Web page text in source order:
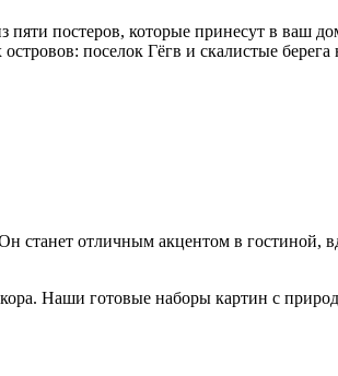
постеров, которые принесут в ваш
поселок Гёгв и скалистые
отличным акцентом в гостиной,
Наши готовые наборы картин с